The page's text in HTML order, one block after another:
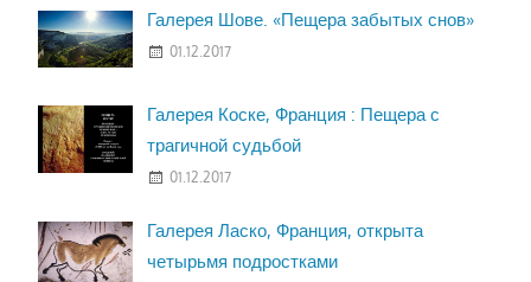
Галерея Шове. «Пещера забытых снов»
01.12.2017
Галерея Коске, Франция : Пещера с
трагичной судьбой
01.12.2017
Галерея Ласко, Франция, открыта
четырьмя подростками